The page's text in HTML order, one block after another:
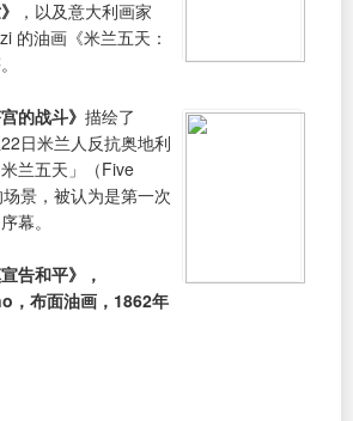
，以及意大利画家
的油画《米兰五天：
的战斗》 描绘了
日米兰人反抗奥地利
兰五天」（Five
景，被认为是第一次
幕。
告和平》，
布面油画，1862年